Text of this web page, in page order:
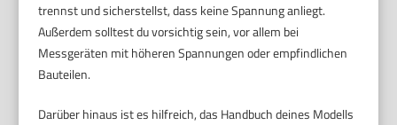
trennst und sicherstellst, dass keine Spannung anliegt.
Außerdem solltest du vorsichtig sein, vor allem bei
Messgeräten mit höheren Spannungen oder empfindlichen
Bauteilen.
Darüber hinaus ist es hilfreich, das Handbuch deines Modells